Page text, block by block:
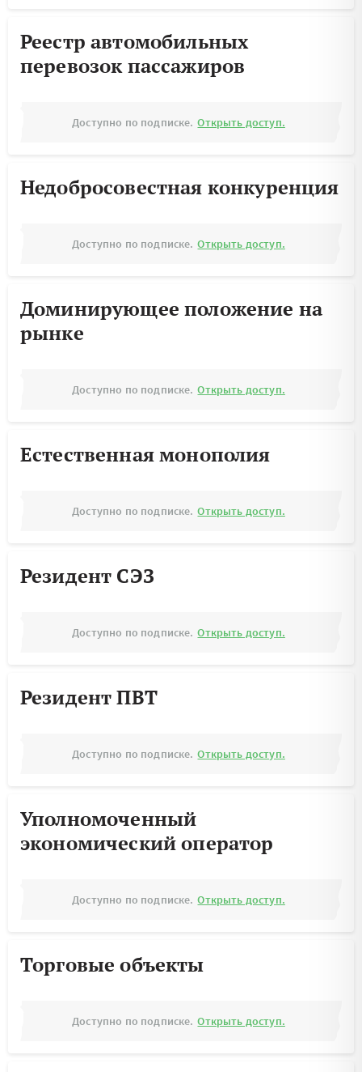
Реестр автомобильных
перевозок пассажиров
Доступно по подписке. Открыть доступ.
Недобросовестная конкуренция
Доступно по подписке. Открыть доступ.
Доминирующее положение на
рынке
Доступно по подписке. Открыть доступ.
Естественная монополия
Доступно по подписке. Открыть доступ.
Резидент СЭЗ
Доступно по подписке. Открыть доступ.
Резидент ПВТ
Доступно по подписке. Открыть доступ.
Уполномоченный
экономический оператор
Доступно по подписке. Открыть доступ.
Торговые объекты
Доступно по подписке. Открыть доступ.